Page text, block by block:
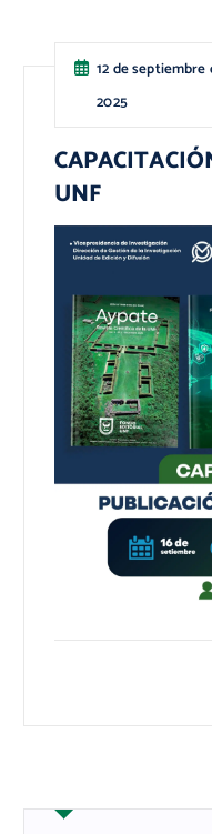
12 de septiembre
2025
UNF